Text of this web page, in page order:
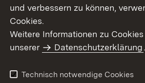
Benutzungshinweise
Erklärung
und verbessern zu können,
Cookies.
Weitere Informationen zu
unserer
Datenschutzerklärung.
Technisch notwendige Cookies